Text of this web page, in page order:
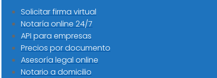
Solicitar firma virtual
Notaría online 24/7
API para empresas
Precios por documento
Asesoría legal online
Notario a domicilio